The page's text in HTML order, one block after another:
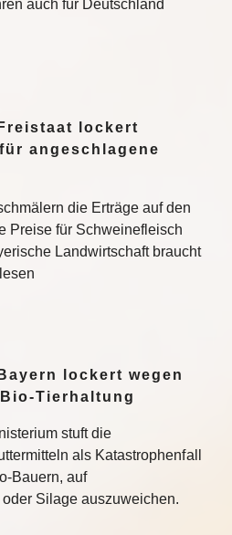
auch für Deutschland
lockert
angeschlagene
die Erträge auf den
Preise für Schweinefleisch
Landwirtschaft braucht
lockert wegen
Tierhaltung
stuft die
als Katastrophenfall
Bauern, auf
Silage auszuweichen.